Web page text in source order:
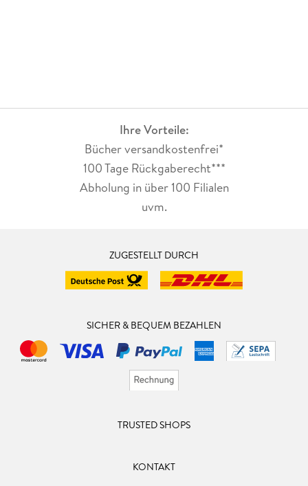
Ihre Vorteile:
Bücher versandkostenfrei*
100 Tage Rückgaberecht***
Abholung in über 100 Filialen
uvm.
ZUGESTELLT DURCH
SICHER & BEQUEM BEZAHLEN
TRUSTED SHOPS
KONTAKT